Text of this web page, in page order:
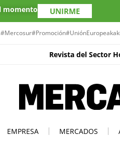
momento UNIRME
#Mercosur#Promoción#UniónEuropeakaki
Revista del Sector
EMPRESA MERCADOS